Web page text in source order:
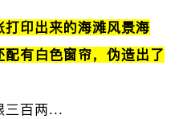
打印出来的海滩风景海
有白色窗帘，伪造出了
三百两...